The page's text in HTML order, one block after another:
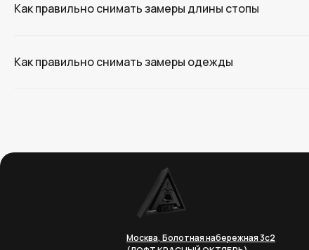
Как правильно снимать замеры длины стопы
Как правильно снимать замеры одежды
Москва, Болотная набережная 3с2